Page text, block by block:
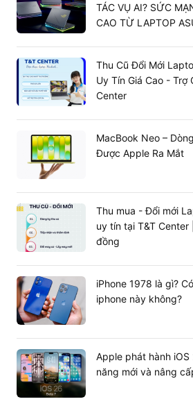
1.2. Chức năng và vai trò cốt
Nếu hệ thống máy tính là một cơ
vai trò như bộ não của con người,
tích thông tin qua các tác vụ:
Tính toán số học và logic:
từ đơn giản đến phức tạp như
cho đến các thuật toán ma
Điều khiển linh kiện
: Phối hợp
card đồ họa rời VGA, ổ cứng
nghẽn cổ chai.
lưu trữ tạm thời và xuất kết
lên màn hình.
2. Cấu tạo chi tiết bên
CPU gồm những gì?
Đằng sau lớp vỏ bảo vệ bằng kim
mô vô cùng tinh vi được phân chia
TÁC VỤ AI? SỨC
CAO TỪ LAPTOP
Thu Cũ Đổi Mới
Uy Tín Giá Cao - Trợ
Center
MacBook Neo –
Được Apple Ra Mắt
Thu mua - Đổi mới
uy tín tại T&T
đồng
iPhone 1978 là gì?
iphone này không?
Apple phát hành
năng mới và nâng